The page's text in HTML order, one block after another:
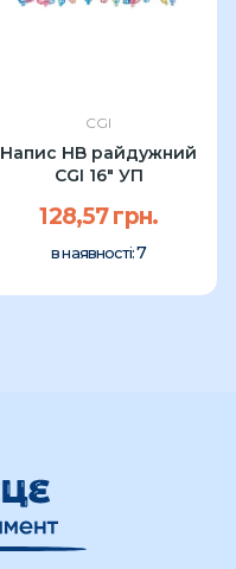
CGI
Напис HB райдужний
CGI 16" УП
128,57 грн.
в наявності:7